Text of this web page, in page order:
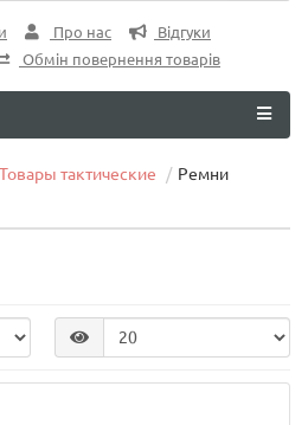
Про нас
Відгуки
Обмін повернення товарів
Товары тактические Ремни